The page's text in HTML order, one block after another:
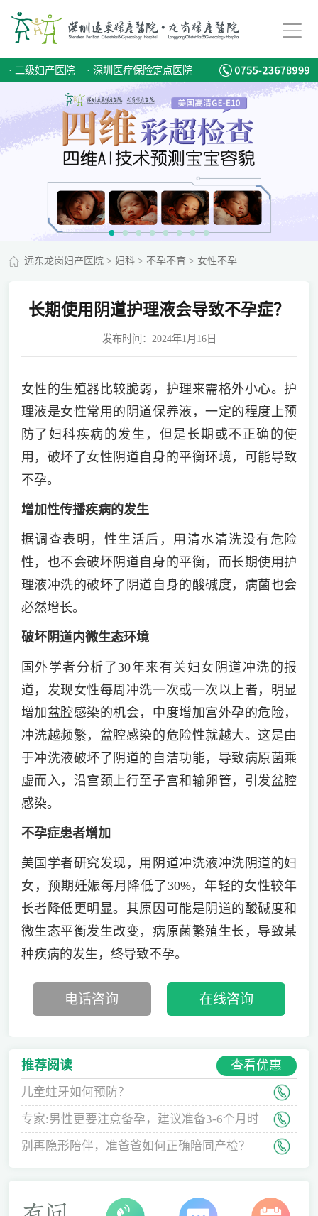
· 二级妇产医院 · 深圳医疗保险定点医院
远东龙岗妇产医院> 妇科> 不孕不育 > 女性不孕
长期使用阴道护理液会导致不孕症？
发布时间：2024年1月16日
女性的生殖器比较脆弱，护理来需格外小心。护
理液是女性常用的阴道保养液，一定的程度上预
防了妇科疾病的发生，但是长期或不正确的使
用，破坏了女性阴道自身的平衡环境，可能导致
不孕。
增加性传播疾病的发生
据调查表明，性生活后，用清水清洗没有危险
性，也不会破坏阴道自身的平衡，而长期使用护
理液冲洗的破坏了阴道自身的酸碱度，病菌也会
必然增长。
破坏阴道内微生态环境
国外学者分析了30年来有关妇女阴道冲洗的报
道，发现女性每周冲洗一次或一次以上者，明显
增加盆腔感染的机会，中度增加宫外孕的危险，
冲洗越频繁，盆腔感染的危险性就越大。这是由
于冲洗液破坏了阴道的自洁功能，导致病原菌乘
虚而入，沿宫颈上行至子宫和输卵管，引发盆腔
感染。
不孕症患者增加
美国学者研究发现，用阴道冲洗液冲洗阴道的妇
女，预期妊娠每月降低了30%，年轻的女性较年
长者降低更明显。其原因可能是阴道的酸碱度和
微生态平衡发生改变，病原菌繁殖生长，导致某
种疾病的发生，终导致不孕。
电话咨询 在线咨询
推荐阅读 查看优惠
儿童蛀牙如何预防？
专家:男性更要注意备孕，建议准备3-6个月时
间
别再隐形陪伴，准爸爸如何正确陪同产检？